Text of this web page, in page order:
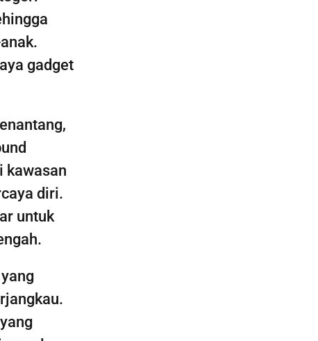
gadget
kawasan
diri.
untuk